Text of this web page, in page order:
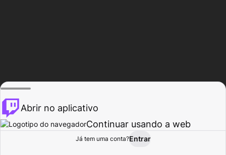
Procurar Atividade
Abrir no aplicativo
Continuar usando a web
Já tem uma conta?Entrar